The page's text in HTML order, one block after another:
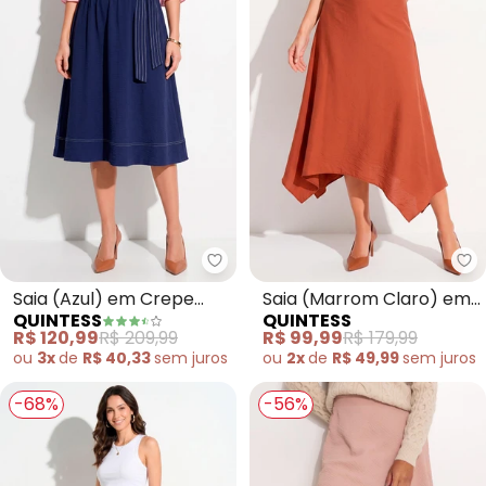
Quintess - Saia (Azul) em
Saia (Azul) em Crepe
Plano
QUINTESS
R$ 120,99R$ 209,99
ou 3xde R$ 40,33sem juros
Saia (Marrom Claro) em
Viscose com Poliamida
QUINTESS
R$ 99,99R$ 179,99
ou 2xde R$ 49,99sem juros
-68% -56%